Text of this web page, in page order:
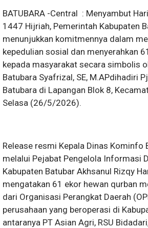
BATUBARA -Central : Menyambut
1447 Hijriah, Pemerintah Kabupaten
menunjukkan komitmennya dalam
kepedulian sosial dan menyerahkan
kepada masyarakat secara simbolis
Batubara Syafrizal, SE, M.APdihadiri
Batubara di Lapangan Blok 8,
Selasa (26/5/2026).
Release resmi Kepala Dinas Kominfo
melalui Pejabat Pengelola Informasi
Kabupaten Batubar Akhsanul Rizqy
mengatakan 61 ekor hewan qurban
dari Organisasi Perangkat Daerah
perusahaan yang beroperasi di
antaranya PT Asian Agri, RSU